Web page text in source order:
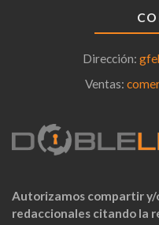
Dirección:
Ventas:
Autorizamos compartir
redaccionales citando la